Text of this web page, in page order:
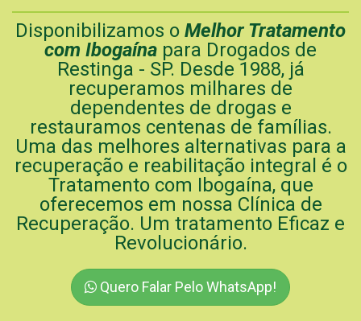
Disponibilizamos o Melhor Tratamento
com Ibogaína para Drogados de
Restinga - SP. Desde 1988, já
recuperamos milhares de
dependentes de drogas e
restauramos centenas de famílias.
Uma das melhores alternativas para a
recuperação e reabilitação integral é o
Tratamento com Ibogaína, que
oferecemos em nossa Clínica de
Recuperação. Um tratamento Eficaz e
Revolucionário.
Quero Falar Pelo WhatsApp!